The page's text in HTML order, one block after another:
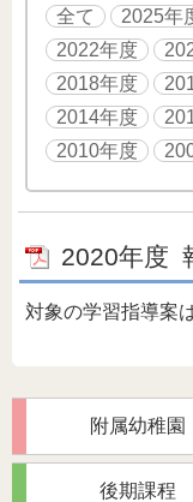
全て
2025年
2022年度
2018年度
2014年度
2010年度
2020年度
対象の学習指導案
附属幼稚園
後期課程